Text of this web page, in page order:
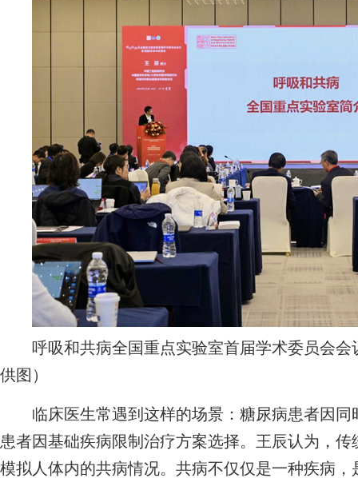
呼吸和共病全国重点实验室首届学术委员会会
供图）
临床医生常遇到这样的场景：糖尿病患者因同
患者因基础疾病限制治疗方案选择。王辰认为，
模拟人体内的共病情况。共病不仅仅是一种疾病